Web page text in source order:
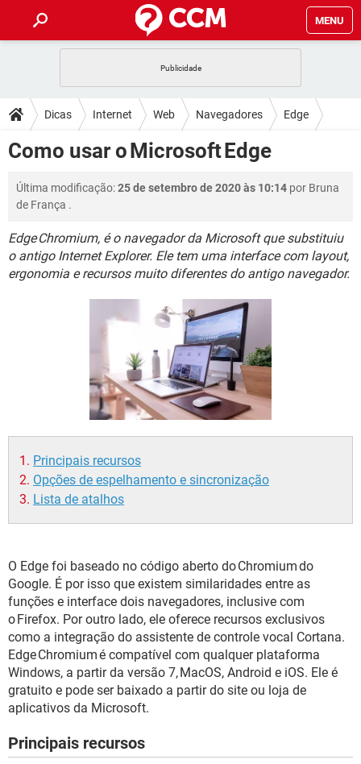
MENU
CELULAR FACEBOOK
OUTLOOK EXCEL
GUIA DE COMPRAS
DICAS
JOGOS
CELULAR FACEBOOK
OUTLOOK EXCEL
GUIA DE COMPRAS
DOWNLOADS
CELULAR
INSTAGRAM GMAIL
GUIA DE COMPRAS
FÓRUM
CELULAR FACEBOOK
OUTLOOK EXCEL
GMAIL
JOGOS WHATSAPP
CELULAR
EXCEL
GMAIL
Dicas Internet Web Navegadores Edge
Como usar o Microsoft Edge
Última modificação:25 de setembro de 2020 às 10:14 por Bruna
de França .
Edge Chromium, é o navegador da Microsoft que substituiu
o antigo Internet Explorer. Ele tem uma interface com layout,
ergonomia e recursos muito diferentes do antigo navegador.
Principais recursos
Opções de espelhamento e sincronização
Lista de atalhos
O Edge foi baseado no código aberto do Chromium do
Google. É por isso que existem similaridades entre as
funções e interface dois navegadores, inclusive com
o Firefox. Por outro lado, ele oferece recursos exclusivos
como a integração do assistente de controle vocal Cortana.
Edge Chromium é compatível com qualquer plataforma
Windows, a partir da versão 7, MacOS, Android e iOS. Ele é
gratuito e pode ser baixado a partir do site ou loja de
aplicativos da Microsoft.
Principais recursos